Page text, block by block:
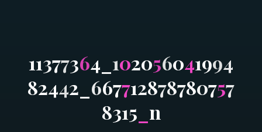
11377364 102056041994
82442 667712878780757
8315 n